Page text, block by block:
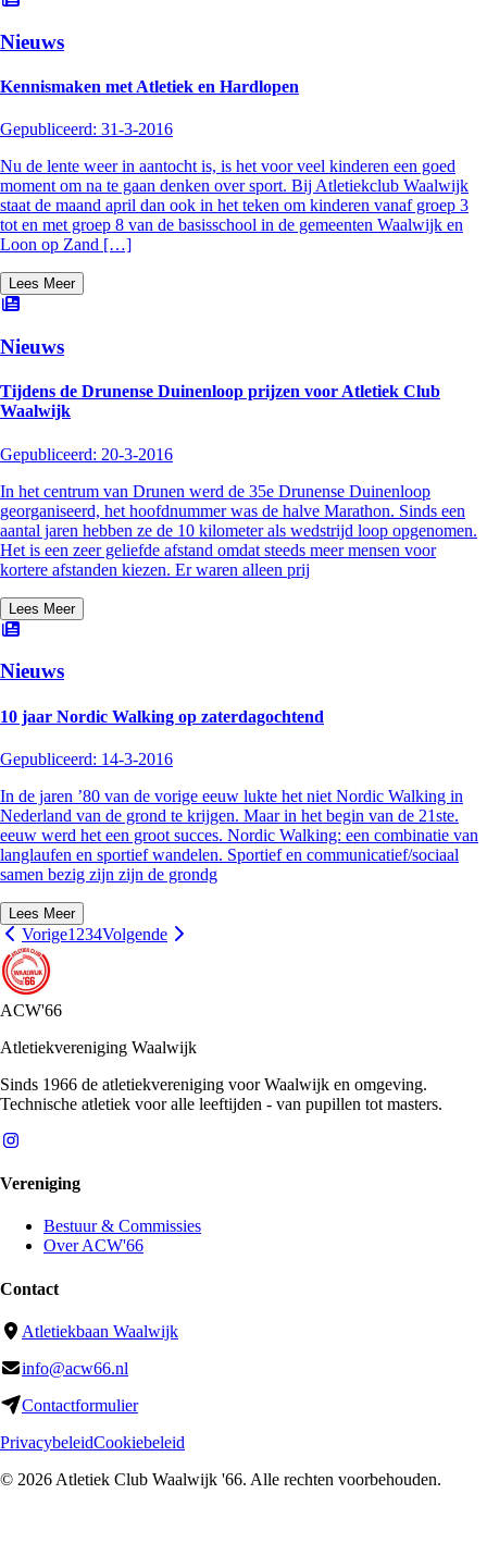
Nieuws
Kennismaken met Atletiek en Hardlopen
Gepubliceerd: 31-3-2016
Nu de lente weer in aantocht is, is het voor veel kinderen een goed
moment om na te gaan denken over sport. Bij Atletiekclub Waalwijk
staat de maand april dan ook in het teken om kinderen vanaf groep 3
tot en met groep 8 van de basisschool in de gemeenten Waalwijk en
Loon op Zand […]
Lees Meer
Nieuws
Tijdens de Drunense Duinenloop prijzen voor Atletiek Club
Waalwijk
Gepubliceerd: 20-3-2016
In het centrum van Drunen werd de 35e Drunense Duinenloop
georganiseerd, het hoofdnummer was de halve Marathon. Sinds een
aantal jaren hebben ze de 10 kilometer als wedstrijd loop opgenomen.
Het is een zeer geliefde afstand omdat steeds meer mensen voor
kortere afstanden kiezen. Er waren alleen prij
Lees Meer
Nieuws
10 jaar Nordic Walking op zaterdagochtend
Gepubliceerd: 14-3-2016
In de jaren ’80 van de vorige eeuw lukte het niet Nordic Walking in
Nederland van de grond te krijgen. Maar in het begin van de 21ste.
eeuw werd het een groot succes. Nordic Walking: een combinatie van
langlaufen en sportief wandelen. Sportief en communicatief/sociaal
samen bezig zijn zijn de grondg
Lees Meer
Vorige1 234Volgende
ACW'66
Atletiekvereniging Waalwijk
Sinds 1966 de atletiekvereniging voor Waalwijk en omgeving.
Technische atletiek voor alle leeftijden - van pupillen tot masters.
Vereniging
Bestuur & Commissies
Over ACW'66
Contact
Atletiekbaan Waalwijk
info@acw66.nl
Contactformulier
PrivacybeleidCookiebeleid
© 2026 Atletiek Club Waalwijk '66. Alle rechten voorbehouden.